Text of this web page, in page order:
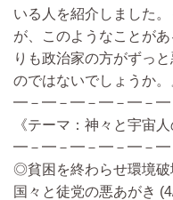
いる人を紹介しました
が、このようなことが
りも政治家の方がずっ
のではないでしょうか。
━－━－━－━－━－━
《テーマ：神々と宇宙人
━－━－━－━－━－━
◎貧困を終わらせ環境破
国々と徒党の悪あがき